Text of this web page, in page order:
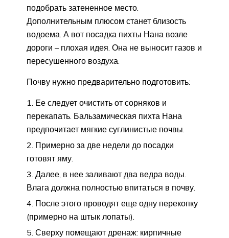
подобрать затененное место.
Дополнительным плюсом станет близость
водоема. А вот посадка пихты Нана возле
дороги – плохая идея. Она не выносит газов и
пересушенного воздуха.
Почву нужно предварительно подготовить:
Ее следует очистить от сорняков и
перекапать. Бальзамическая пихта Нана
предпочитает мягкие суглинистые почвы.
Примерно за две недели до посадки
готовят яму.
Далее, в нее заливают два ведра воды.
Влага должна полностью впитаться в почву.
После этого проводят еще одну перекопку
(примерно на штык лопаты).
Сверху помещают дренаж: кирпичные